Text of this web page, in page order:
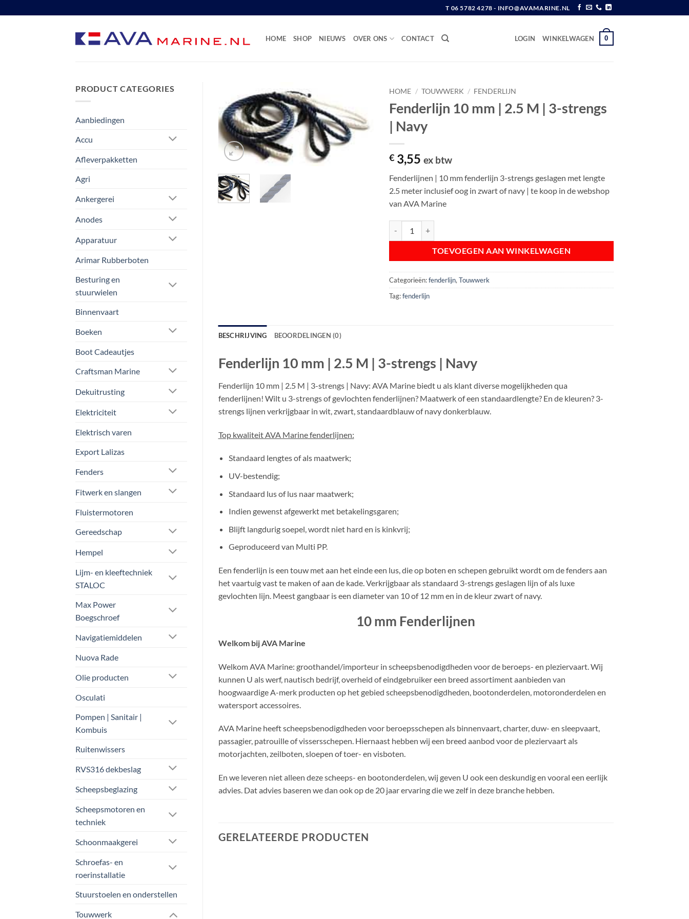
naar
T 06 5782 4278 - INFO@AVAMARINE.NL
HOME SHOP NIEUWS OVER ONS CONTACT LOGIN WINKELWAGEN 0
PRODUCT CATEGORIES
Aanbiedingen
Accu
Afleverpakketten
Agri
Ankergerei
Anodes
Apparatuur
Arimar Rubberboten
Besturing en
stuurwielen
Binnenvaart
Boeken
Boot Cadeautjes
Craftsman Marine
Dekuitrusting
Elektriciteit
Elektrisch varen
Export Lalizas
Fenders
Fitwerk en slangen
Fluistermotoren
Gereedschap
Hempel
Lijm- en kleeftechniek
STALOC
Max Power
Boegschroef
Navigatiemiddelen
Nuova Rade
Olie producten
Osculati
Pompen | Sanitair |
Kombuis
Ruitenwissers
RVS316 dekbeslag
Scheepsbeglazing
Scheepsmotoren en
techniek
Schoonmaakgerei
Schroefas- en
roerinstallatie
Stuurstoelen en onderstellen
Touwwerk
HOME / TOUWWERK / FENDERLIJN
Fenderlijn 10 mm | 2.5 M | 3-strengs
| Navy
€ 3,55 ex btw
Fenderlijnen | 10 mm fenderlijn 3-strengs geslagen met lengte
2.5 meter inclusief oog in zwart of navy | te koop in de webshop
van AVA Marine
TOEVOEGEN AAN WINKELWAGEN
Categorieën:fenderlijn,Touwwerk
Tag:fenderlijn
BESCHRIJVING BEOORDELINGEN (0)
Fenderlijn 10 mm | 2.5 M | 3-strengs | Navy
Fenderlijn 10 mm | 2.5 M | 3-strengs | Navy: AVA Marine biedt u als klant diverse mogelijkheden qua
fenderlijnen! Wilt u 3-strengs of gevlochten fenderlijnen? Maatwerk of een standaardlengte? En de kleuren? 3-
strengs lijnen verkrijgbaar in wit, zwart, standaardblauw of navy donkerblauw.
Top kwaliteit AVA Marine fenderlijnen:
Standaard lengtes of als maatwerk;
UV-bestendig;
Standaard lus of lus naar maatwerk;
Indien gewenst afgewerkt met betakelingsgaren;
Blijft langdurig soepel, wordt niet hard en is kinkvrij;
Geproduceerd van Multi PP.
Een fenderlijn is een touw met aan het einde een lus, die op boten en schepen gebruikt wordt om de fenders aan
het vaartuig vast te maken of aan de kade. Verkrijgbaar als standaard 3-strengs geslagen lijn of als luxe
gevlochten lijn. Meest gangbaar is een diameter van 10 of 12 mm en in de kleur zwart of navy.
10 mm Fenderlijnen
Welkom bij AVA Marine
Welkom AVA Marine: groothandel/importeur in scheepsbenodigdheden voor de beroeps- en pleziervaart. Wij
kunnen U als werf, nautisch bedrijf, overheid of eindgebruiker een breed assortiment aanbieden van
hoogwaardige A-merk producten op het gebied scheepsbenodigdheden, bootonderdelen, motoronderdelen en
watersport accessoires.
AVA Marine heeft scheepsbenodigdheden voor beroepsschepen als binnenvaart, charter, duw- en sleepvaart,
passagier, patrouille of vissersschepen. Hiernaast hebben wij een breed aanbod voor de pleziervaart als
motorjachten, zeilboten, sloepen of toer- en visboten.
En we leveren niet alleen deze scheeps- en bootonderdelen, wij geven U ook een deskundig en vooral een eerlijk
advies. Dat advies baseren we dan ook op de 20 jaar ervaring die we zelf in deze branche hebben.
GERELATEERDE PRODUCTEN